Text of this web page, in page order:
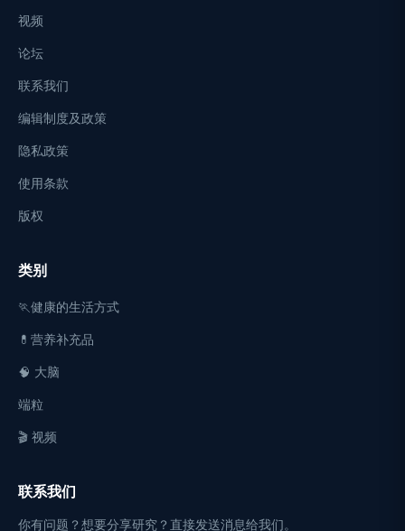
视频
论坛
联系我们
编辑制度及政策
隐私政策
使用条款
版权
类别
🏃健康的生活方式
💊营养补充品
🧠 大脑
端粒
🎬 视频
联系我们
你有问题？想要分享研究？直接发送消息给我们。